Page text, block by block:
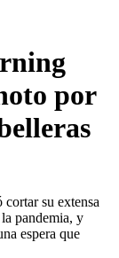
por
su extensa
pandemia, y
espera que